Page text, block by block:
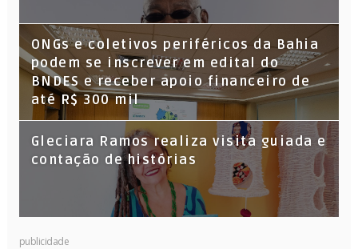
ONGs e coletivos periféricos da Bahia
podem se inscrever em edital do
BNDES e receber apoio financeiro de
até R$ 300 mil
Gleciara Ramos realiza visita guiada e
contação de histórias
publicidade